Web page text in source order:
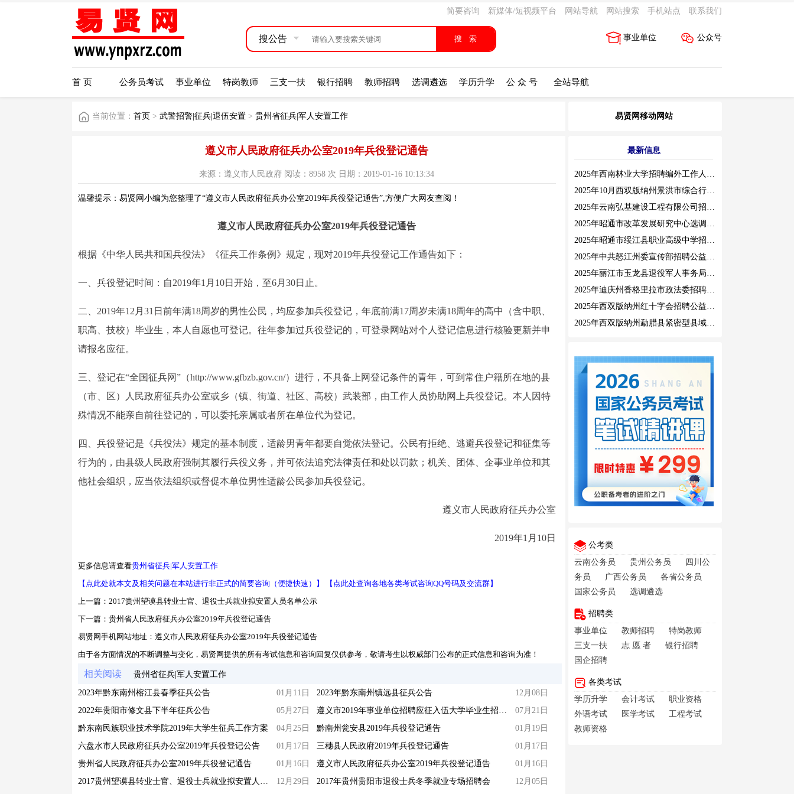
简要咨询 新媒体/短视频平台 网站导航 网站搜索 手机站点 联系我们
搜公告 公众号
事业单位
首 页 公务员考试 事业单位 特岗教师 三支一扶 银行招聘 教师招聘 选调遴选 学历升学 公 众 号 全站导航
当前位置： 首页 > 武警招警|征兵|退伍安置 > 贵州省征兵|军人安置工作
遵义市人民政府征兵办公室2019年兵役登记通告
来源：遵义市人民政府 阅读：8958 次 日期：2019-01-16 10:13:34
温馨提示：易贤网小编为您整理了“遵义市人民政府征兵办公室2019年兵役登记通告”,方便广大网友查阅！
遵义市人民政府征兵办公室2019年兵役登记通告
根据《中华人民共和国兵役法》《征兵工作条例》规定，现对2019年兵役登记工作通告如下：
一、兵役登记时间：自2019年1月10日开始，至6月30日止。
二、2019年12月31日前年满18周岁的男性公民，均应参加兵役登记，年底前满17周岁未满18周年的高中（含中职、
职高、技校）毕业生，本人自愿也可登记。往年参加过兵役登记的，可登录网站对个人登记信息进行核验更新并申
请报名应征。
三、登记在“全国征兵网”（http://www.gfbzb.gov.cn/）进行，不具备上网登记条件的青年，可到常住户籍所在地的县
（市、区）人民政府征兵办公室或乡（镇、街道、社区、高校）武装部，由工作人员协助网上兵役登记。本人因特
殊情况不能亲自前往登记的，可以委托亲属或者所在单位代为登记。
四、兵役登记是《兵役法》规定的基本制度，适龄男青年都要自觉依法登记。公民有拒绝、逃避兵役登记和征集等
行为的，由县级人民政府强制其履行兵役义务，并可依法追究法律责任和处以罚款；机关、团体、企事业单位和其
他社会组织，应当依法组织或督促本单位男性适龄公民参加兵役登记。
遵义市人民政府征兵办公室
2019年1月10日
更多信息请查看贵州省征兵|军人安置工作
【点此处就本文及相关问题在本站进行非正式的简要咨询（便捷快速）】
【点此处查询各地各类考试咨询QQ号码及交流群】
上一篇： 2017贵州望谟县转业士官、退役士兵就业拟安置人员名单公示
下一篇： 贵州省人民政府征兵办公室2019年兵役登记通告
易贤网手机网站地址： 遵义市人民政府征兵办公室2019年兵役登记通告
由于各方面情况的不断调整与变化，易贤网提供的所有考试信息和咨询回复仅供参考，敬请考生以权威部门公布的正式信息和咨询为准！
相关阅读 贵州省征兵|军人安置工作
2023年黔东南州榕江县春季征兵公告 01月11日 2023年黔东南州镇远县征兵公告
12月08日
2022年贵阳市修文县下半年征兵公告
05月27日 遵义市2019年事业单位招聘应征入伍大学毕业生招聘计划调减、笔试时间等事宜的公告
07月21日
黔东南民族职业技术学院2019年大学生征兵工作方案
04月25日 黔南州瓮安县2019年兵役登记通告
01月19日
六盘水市人民政府征兵办公室2019年兵役登记公告
01月17日 三穗县人民政府2019年兵役登记通告
01月17日
贵州省人民政府征兵办公室2019年兵役登记通告
01月16日 遵义市人民政府征兵办公室2019年兵役登记通告
01月16日
2017贵州望谟县转业士官、退役士兵就业拟安置人员名单公示
12月29日 2017年贵州贵阳市退役士兵冬季就业专场招聘会 12月05日
易贤网移动网站
最新信息
2025年西南林业大学招聘编外工作人员公告（三）
2025年10月西双版纳州景洪市综合行政执法局招聘人员公告
2025年云南弘基建设工程有限公司招聘公告
2025年昭通市改革发展研究中心选调工作人员职业素质测评通告
2025年昭通市绥江县职业高级中学招聘编外紧缺临聘数学教师公告
2025年中共怒江州委宣传部招聘公益性岗位公告
2025年丽江市玉龙县退役军人事务局公益性岗位招聘公告
2025年迪庆州香格里拉市政法委招聘公益性岗位公告
2025年西双版纳州红十字会招聘公益性岗位人员公告
2025年西双版纳州勐腊县紧密型县域医共体招聘编外人员公告
公考类
云南公务员
贵州公务员
四川公
务员
广西公务员
各省公务员
国家公务员
选调遴选
招聘类
事业单位
教师招聘
特岗教师
三支一扶
志 愿 者
银行招聘
国企招聘
各类考试
学历升学
会计考试
职业资格
外语考试
医学考试
工程考试
教师资格